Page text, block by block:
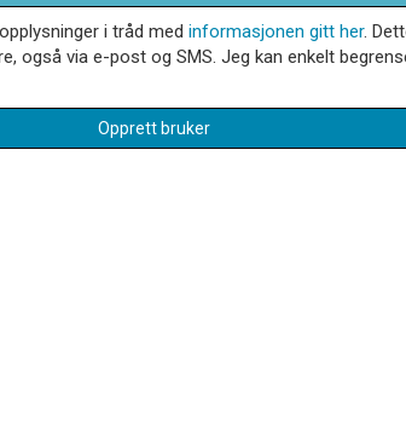
i tråd med informasjonen gitt her.
også via e-post og SMS. Jeg kan enkelt
Opprett bruker